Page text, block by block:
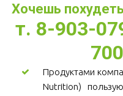
Хочешь
т. 8-903-
Продуктами
Nutrition)